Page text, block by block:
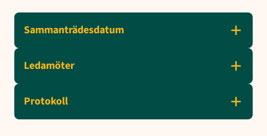
Sammanträdesdatum
Ledamöter
Protokoll